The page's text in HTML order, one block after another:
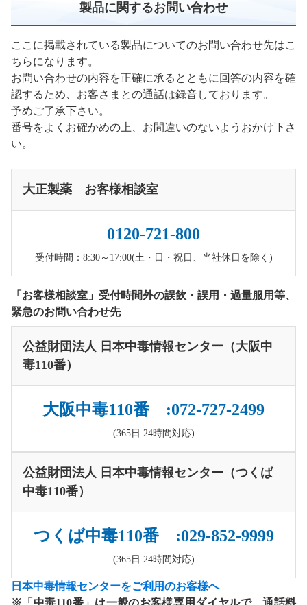
製品に関するお問い合わせ
ここに掲載されている製品についてのお問い合わせ先はこ
ちらになります。
お問い合わせの内容を正確に承るとともに回答の内容を確
認するため、お客さまとの通話は録音しております。
予めご了承下さい。
番号をよくお確かめの上、お間違いのないようおかけ下さ
い。
大正製薬 お客様相談室
0120-721-800
受付時間：8:30～17:00(土・日・祝日、当社休日を除く)
「お客様相談室」受付時間外の誤飲・誤用・過量服用等、
緊急のお問い合わせ先
公益財団法人 日本中毒情報センター（大阪中
毒110番）
大阪中毒110番 :072-727-2499
(365日 24時間対応)
公益財団法人 日本中毒情報センター（つくば
中毒110番）
つくば中毒110番 :029-852-9999
(365日 24時間対応)
日本中毒情報センターをご利用のお客様へ
※「中毒110番」は一般のお客様専用ダイヤルで、通話料